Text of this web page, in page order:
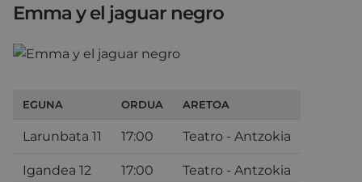
Emma y el jaguar negro
EGUNA ORDUA ARETOA
Larunbata 11 17:00 Teatro - Antzokia
Igandea 12 17:00 Teatro - Antzokia